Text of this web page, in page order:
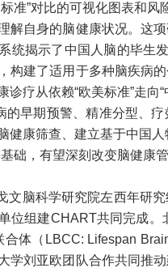
准”对比的可视化图表和
解自身的脑健康状况。这
统揭示了中国人脑的毕生
构建了适用于多种脑疾病
疗从依赖“欧美标准”走
的早期预警、精准分型、
健康筛查、建立基于中国
础，有望深刻改变脑健康管
文脑科学研究院左西年研
位组建CHART共同完成
体（LBCC: Lifespan
学刘亚欧团队合作共同推